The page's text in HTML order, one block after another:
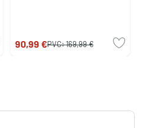
90,99 €PVC:169,99 €